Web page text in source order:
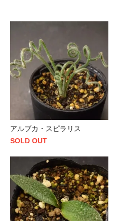
アルブカ・スピラリス
SOLD OUT